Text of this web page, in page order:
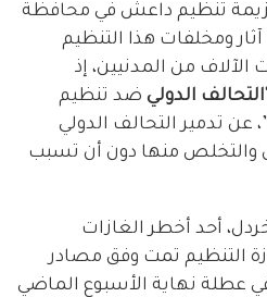
تنظيم داعش في محافظة
ومخلفات هذا التنظيم
من المدنيين، إذ
التحالف الدولي ضد تنظيم
تدمير التحالف الدولي
والتخلص منها دون أن تسبب
أحد أخطر الغازات
التنظيم تمت وفق مصادر
الزور24 حصل في عطلة نهاية الأسبوع الماضي